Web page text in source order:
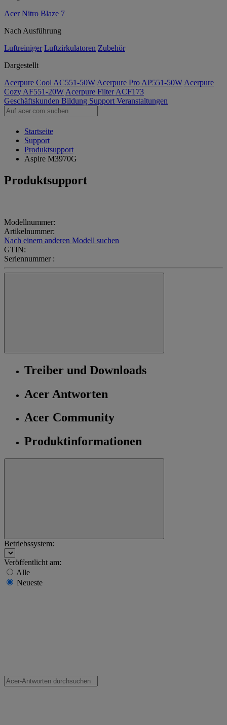
Acer Nitro Blaze 7
Nach Ausführung
Luftreiniger Luftzirkulatoren Zubehör
Dargestellt
Acerpure Cool AC551-50W Acerpure Pro AP551-50W Acerpure
Cozy AF551-20W Acerpure Filter ACF173
Geschäftskunden Bildung Support Veranstaltungen
Startseite
Support
Produktsupport
Aspire M3970G
Produktsupport
Modellnummer:
Artikelnummer:
Nach einem anderen Modell suchen
GTIN:
Seriennummer :
Treiber und Downloads
Acer Antworten
Acer Community
Produktinformationen
Betriebssystem:
Veröffentlicht am:
Alle
Neueste